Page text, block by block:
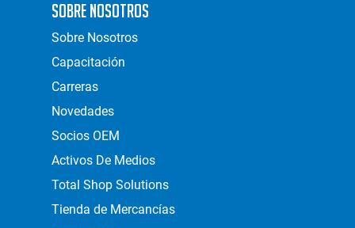
Sobre Nosotros
Sobre Nosotros
Capacitación
Carreras
Novedades
Socios OEM
Activos De Medios
Total Shop Solutions
Tienda de Mercancías